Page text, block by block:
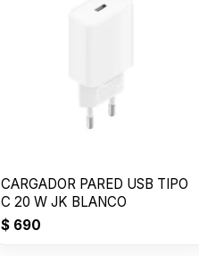
CARGADOR PARED USB TIPO
C 20 W JK BLANCO
$690